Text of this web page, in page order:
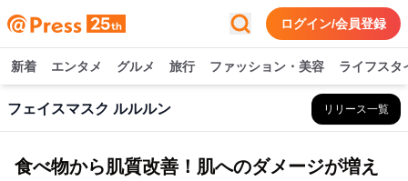
ログイン/会員登録
新着 エンタメ グルメ 旅行 ファッション・美容 ライフスタ
フェイスマスク ルルルン リリース一覧
食べ物から肌質改善！肌へのダメージが増え